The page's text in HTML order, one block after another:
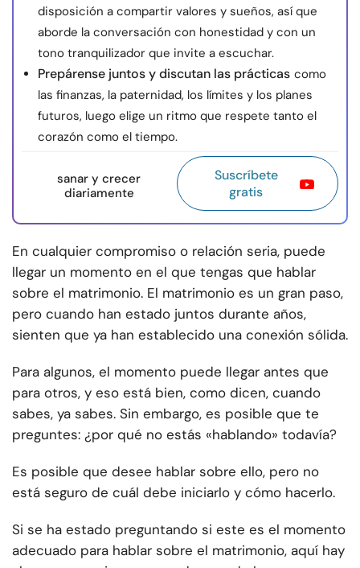
disposición a compartir valores y sueños, así que
aborde la conversación con honestidad y con un
tono tranquilizador que invite a escuchar.
Prepárense juntos y discutan las prácticas como
las finanzas, la paternidad, los límites y los planes
futuros, luego elige un ritmo que respete tanto el
corazón como el tiempo.
sanar y crecer
diariamente
Suscríbete
gratis
En cualquier compromiso o relación seria, puede
llegar un momento en el que tengas que hablar
sobre el matrimonio. El matrimonio es un gran paso,
pero cuando han estado juntos durante años,
sienten que ya han establecido una conexión sólida.
Para algunos, el momento puede llegar antes que
para otros, y eso está bien, como dicen, cuando
sabes, ya sabes. Sin embargo, es posible que te
preguntes: ¿por qué no estás «hablando» todavía?
Es posible que desee hablar sobre ello, pero no
está seguro de cuál debe iniciarlo y cómo hacerlo.
Si se ha estado preguntando si este es el momento
adecuado para hablar sobre el matrimonio, aquí hay